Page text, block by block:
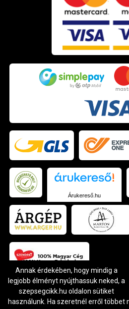
Árukereső.hu
© Szendrei Kft - 1042 Budapest, Árpád út 94.
Annak érdekében, hogy mindig a
legjobb élményt nyújthassuk neked, a
szepsegcikk.hu oldalon sütiket
használunk. Ha szeretnél erről többet